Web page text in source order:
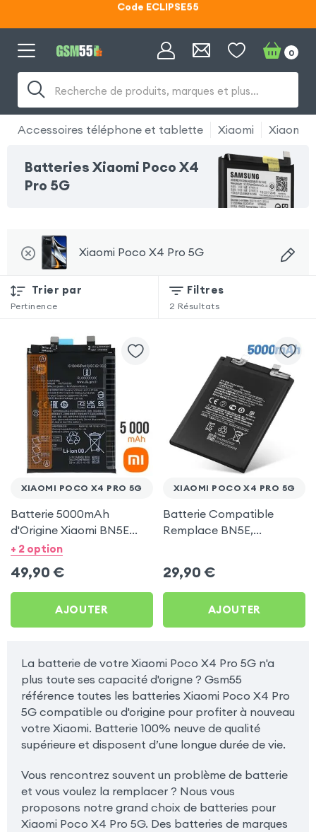
Code ECLIPSE55
Lunettes d'éclipse OFFERTES
Code ECLIPSE55
Recherche de produits, marques et plus…
0
Accessoires téléphone et tablette Xiaomi Xiaomi
Batteries Xiaomi Poco X4
Pro 5G
Xiaomi Poco X4 Pro 5G
Trier par
Pertinence
Filtres
2 Résultats
XIAOMI POCO X4 PRO 5G
Batterie 5000mAh
d'Origine Xiaomi BN5E
pour Xiaomi Poco X4 Pro
+ 2 option
49,90 €
AJOUTER
XIAOMI POCO X4 PRO 5G
Batterie Compatible
Remplace BN5E,
29,90 €
AJOUTER
La batterie de votre Xiaomi Poco X4 Pro 5G n'a
plus toute ses capacité d'origne ? Gsm55
référence toutes les batteries Xiaomi Poco X4 Pro
5G compatible ou d'origine pour profiter à nouveau
votre Xiaomi. Batterie 100% neuve de qualité
supérieure et disposent d’une longue durée de vie.
Vous rencontrez souvent un problème de batterie
et vous voulez la remplacer ? Nous vous
proposons notre grand choix de batteries pour
Xiaomi Poco X4 Pro 5G. Des batteries de marques